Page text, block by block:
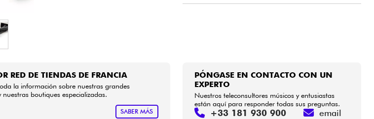
RED DE TIENDAS DE FRANCIA
la información sobre nuestras grandes
nuestras boutiques especializadas.
SABER MÁS
PÓNGASE EN CONTACTO CON UN
EXPERTO
Nuestros teleconsultores músicos y entusiastas
están aquí para responder todas sus preguntas.
+33 181 930 900 email